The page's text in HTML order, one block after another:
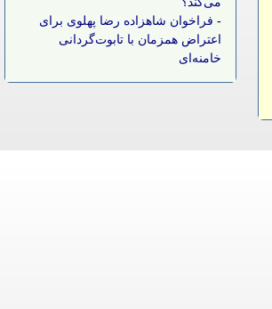
- فراخوان شاهزاده رضا پهلوی برای
اعتراض همزمان با تابوت‌گردانی
خامنه‌ای